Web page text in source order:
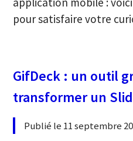
pour satisfaire votre
GifDeck : un outil
transformer un
Publié le 11 septembre